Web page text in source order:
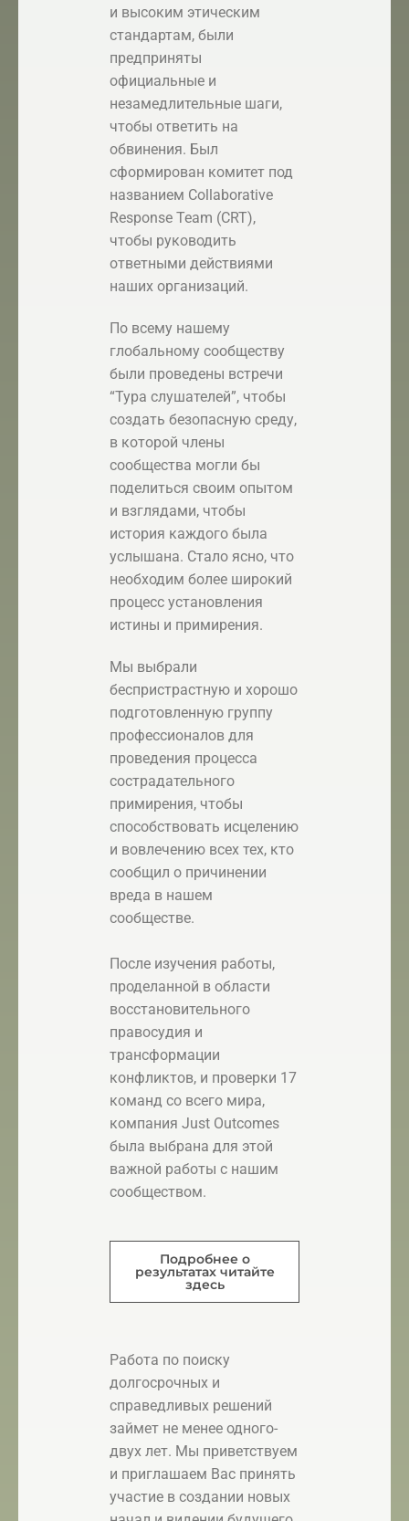
и высоким этическим
стандартам, были
предприняты
официальные и
незамедлительные шаги,
чтобы ответить на
обвинения. Был
сформирован комитет под
названием Collaborative
Response Team (CRT),
чтобы руководить
ответными действиями
наших организаций.
По всему нашему
глобальному сообществу
были проведены встречи
“Тура слушателей”, чтобы
создать безопасную среду,
в которой члены
сообщества могли бы
поделиться своим опытом
и взглядами, чтобы
история каждого была
услышана. Стало ясно, что
необходим более широкий
процесс установления
истины и примирения.
Мы выбрали
беспристрастную и хорошо
подготовленную группу
профессионалов для
проведения процесса
сострадательного
примирения, чтобы
способствовать исцелению
и вовлечению всех тех, кто
сообщил о причинении
вреда в нашем
сообществе.
После изучения работы,
проделанной в области
восстановительного
правосудия и
трансформации
конфликтов, и проверки 17
команд со всего мира,
компания Just Outcomes
была выбрана для этой
важной работы с нашим
сообществом.
Подробнее о
результатах читайте
здесь
Работа по поиску
долгосрочных и
справедливых решений
займет не менее одного-
двух лет. Мы приветствуем
и приглашаем Вас принять
участие в создании новых